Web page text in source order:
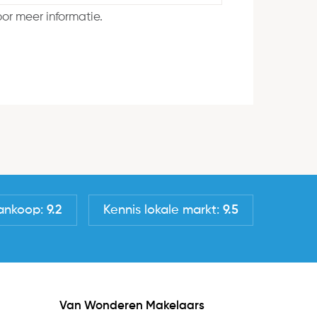
meer informatie.
9.2 Kennis lokale markt: 9.5
Van Wonderen Makelaars